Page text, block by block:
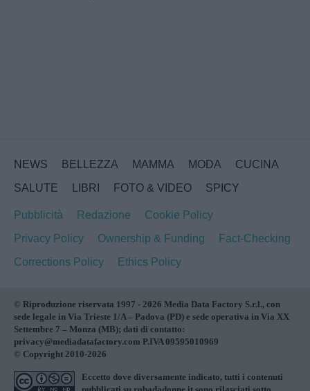
NEWS BELLEZZA MAMMA MODA
CUCINA
SALUTE
LIBRI FOTO & VIDEO SPICY
Pubblicità Redazione
Cookie Policy
Privacy Policy
Ownership & Funding
Fact-Checking
Corrections Policy
Ethics Policy
© Riproduzione riservata 1997 - 2026 Media Data Factory S.r.l., con
sede legale in Via Trieste 1/A – Padova (PD) e sede operativa in Via XX
Settembre 7 – Monza (MB); dati di contatto:
privacy@mediadatafactory.com P.IVA 09595010969
© Copyright 2010-2026
Eccetto dove diversamente indicato, tutti i contenuti